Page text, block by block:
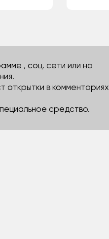
, соц. сети или на
открытки в комментариях
средство.